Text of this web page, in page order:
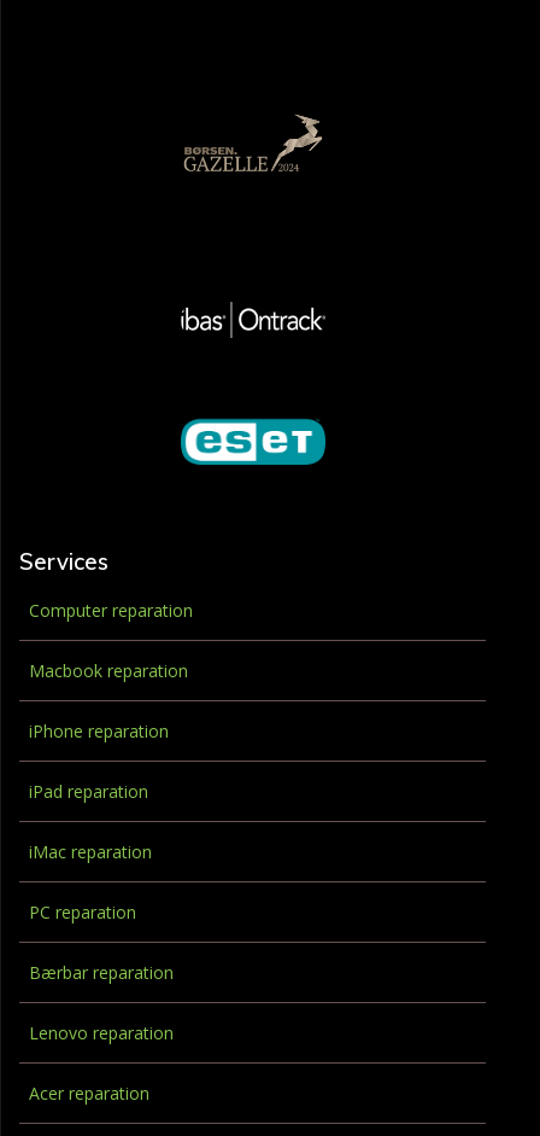
Services
Computer reparation
Macbook reparation
iPhone reparation
iPad reparation
iMac reparation
PC reparation
Bærbar reparation
Lenovo reparation
Acer reparation